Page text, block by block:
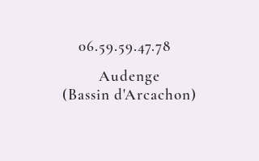
06.59.59.47.78
Audenge
(Bassin d'Arcachon)